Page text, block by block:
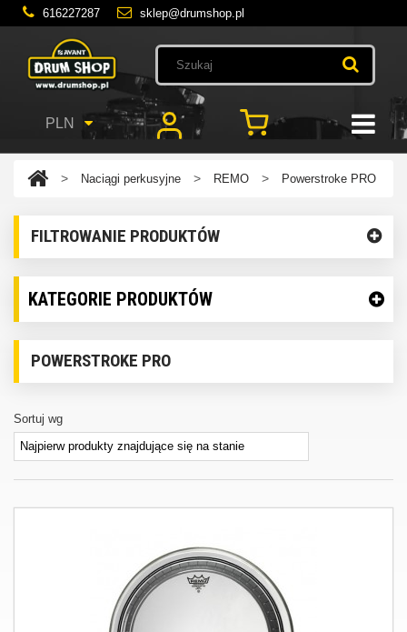
616227287 sklep@drumshop.pl
PLN
> Naciągi perkusyjne > REMO > Powerstroke PRO
FILTROWANIE PRODUKTÓW
KATEGORIE PRODUKTÓW
POWERSTROKE PRO
Sortuj wg